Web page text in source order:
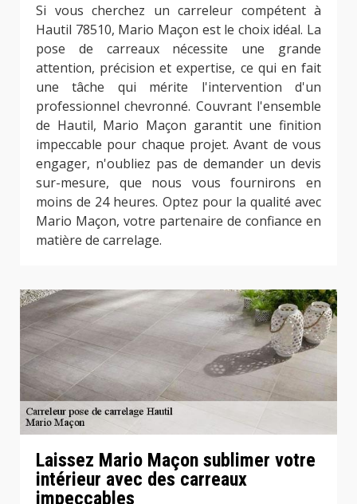
Si vous cherchez un carreleur compétent à
Hautil 78510, Mario Maçon est le choix idéal. La
pose de carreaux nécessite une grande
attention, précision et expertise, ce qui en fait
une tâche qui mérite l'intervention d'un
professionnel chevronné. Couvrant l'ensemble
de Hautil, Mario Maçon garantit une finition
impeccable pour chaque projet. Avant de vous
engager, n'oubliez pas de demander un devis
sur-mesure, que nous vous fournirons en
moins de 24 heures. Optez pour la qualité avec
Mario Maçon, votre partenaire de confiance en
matière de carrelage.
Laissez Mario Maçon sublimer votre
intérieur avec des carreaux
impeccables